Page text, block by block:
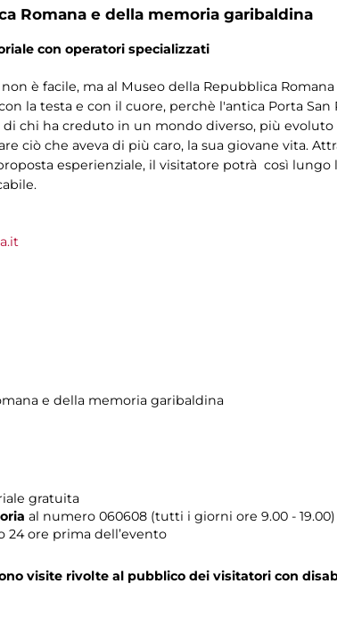
Romana e della memoria garibaldina
con operatori specializzati
è facile, ma al Museo della Repubblica
la testa e con il cuore, perchè l'antica Porta
di chi ha creduto in un mondo diverso, più
ciò che aveva di più caro, la sua giovane vita.
esperienziale, il visitatore potrà così
e della memoria garibaldina
gratuita
al numero 060608 (tutti i giorni ore 9.00 - 19.00)
24 ore prima dell’evento
visite rivolte al pubblico dei visitatori con